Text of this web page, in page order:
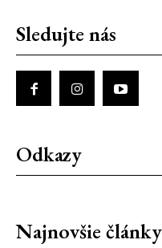
Sledujte nás
Odkazy
Najnovšie články